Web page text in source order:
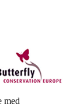
med